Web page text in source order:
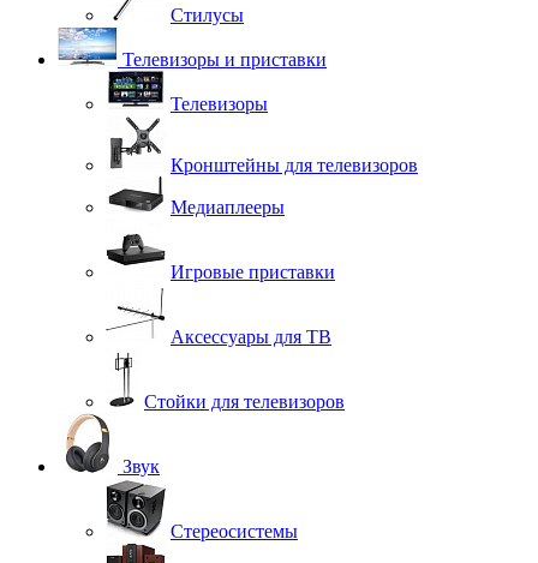
Стилусы
Телевизоры и приставки
Телевизоры
Кронштейны для телевизоров
Медиаплееры
Игровые приставки
Аксессуары для ТВ
Стойки для телевизоров
Звук
Стереосистемы